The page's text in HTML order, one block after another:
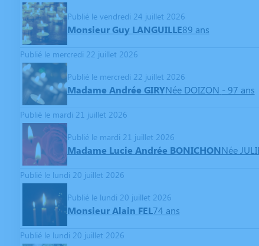
Publié le vendredi 24 juillet 2026
Monsieur Guy LANGUILLE89 ans
Publié le mercredi 22 juillet 2026
Publié le mercredi 22 juillet 2026
Madame Andrée GIRYNée DOIZON - 97 ans
Publié le mardi 21 juillet 2026
Publié le mardi 21 juillet 2026
Madame Lucie Andrée BONICHONNée
Publié le lundi 20 juillet 2026
Publié le lundi 20 juillet 2026
Monsieur Alain FEL74 ans
Publié le lundi 20 juillet 2026